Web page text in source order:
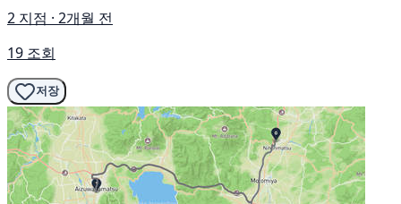
2 지점 · 2개월 전
19 조회
저장